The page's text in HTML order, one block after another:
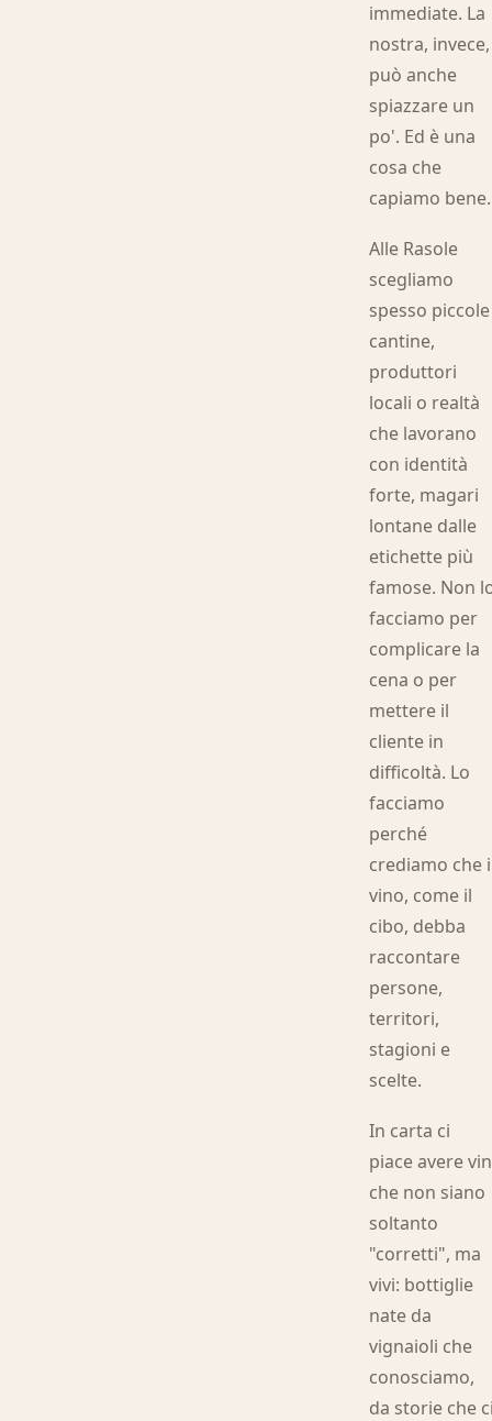
immediate. La
nostra, invece,
può anche
spiazzare un
po'. Ed è una
cosa che
capiamo bene.
Alle Rasole
scegliamo
spesso piccole
cantine,
produttori
locali o realtà
che lavorano
con identità
forte, magari
lontane dalle
etichette più
famose. Non
facciamo per
complicare la
cena o per
mettere il
cliente in
difficoltà. Lo
facciamo
perché
crediamo che
vino, come il
cibo, debba
raccontare
persone,
territori,
stagioni e
scelte.
In carta ci
piace avere
che non siano
soltanto
"corretti", ma
vivi: bottiglie
nate da
vignaioli che
conosciamo,
da storie che